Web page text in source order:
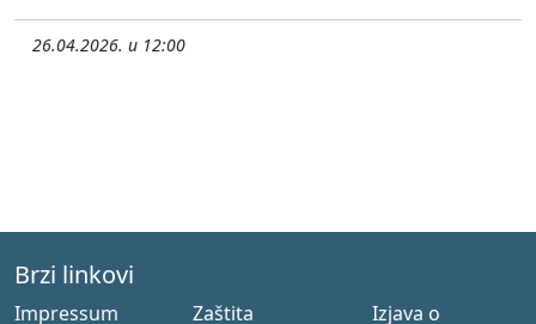
26.04.2026. u 12:00
Brzi linkovi
Impressum Zaštita Izjava o